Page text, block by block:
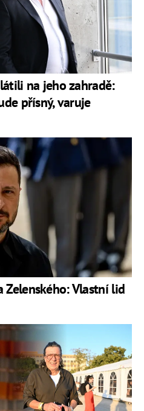
na jeho zahradě:
přísný, varuje
Zelenského: Vlastní lid